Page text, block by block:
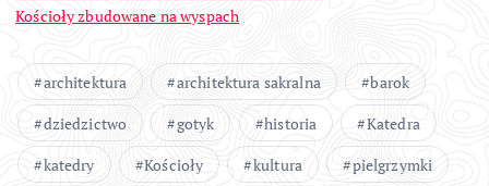
Kościoły zbudowane na wyspach
architektura architektura sakralna
barok
dziedzictwo
gotyk historia
Katedra
katedry
Kościoły kultura
pielgrzymki